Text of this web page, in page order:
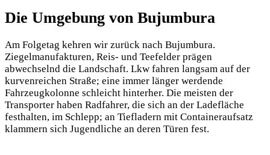
Die Umgebung von Bujumbura
Am Folgetag kehren wir zurück nach Bujumbura.
Ziegelmanufakturen, Reis- und Teefelder prägen
abwechselnd die Landschaft. Lkw fahren langsam auf der
kurvenreichen Straße; eine immer länger werdende
Fahrzeugkolonne schleicht hinterher. Die meisten der
Transporter haben Radfahrer, die sich an der Ladefläche
festhalten, im Schlepp; an Tiefladern mit Containeraufsatz
klammern sich Jugendliche an deren Türen fest.